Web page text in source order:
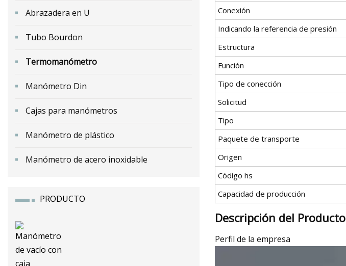
Abrazadera en U
Tubo Bourdon
Termomanómetro
Manómetro Din
Cajas para manómetros
Manómetro de plástico
Manómetro de acero inoxidable
PRODUCTO
Conexión
Indicando la referencia de presión
Estructura
Función
Tipo de conección
Solicitud
Tipo
Paquete de transporte
Origen
Código hs
Capacidad de producción
Descripción del Producto
Perfil de la empresa